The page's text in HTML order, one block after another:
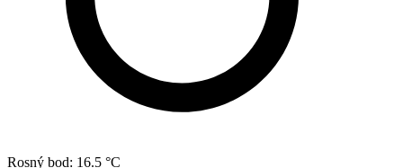
Rosný bod: 16.5 °C